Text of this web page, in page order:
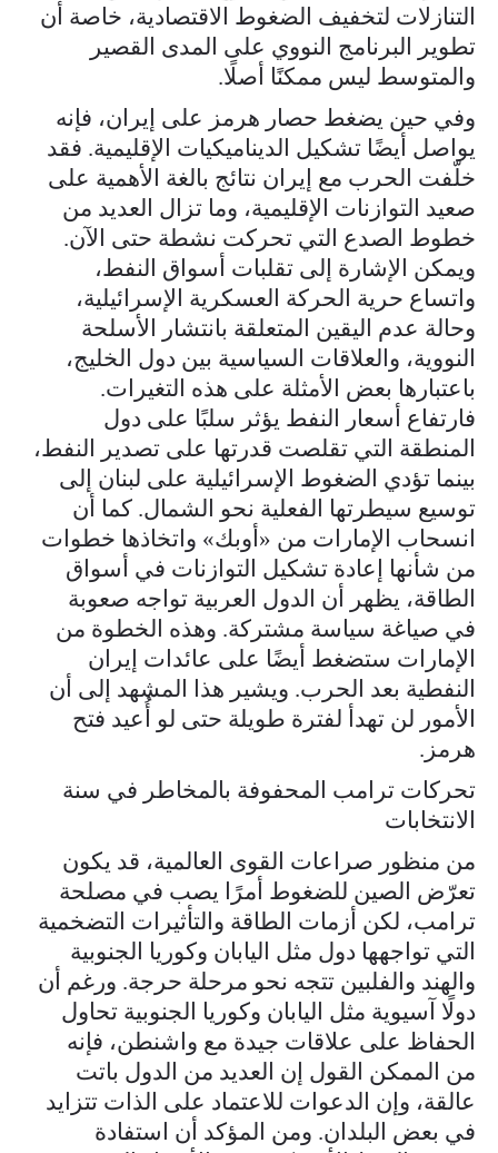
التنازلات لتخفيف الضغوط الاقتصادية، خاصة أن
تطوير البرنامج النووي على المدى القصير
والمتوسط ليس ممكنًا أصلًا.
وفي حين يضغط حصار هرمز على إيران، فإنه
يواصل أيضًا تشكيل الديناميكيات الإقليمية. فقد
خلّفت الحرب مع إيران نتائج بالغة الأهمية على
صعيد التوازنات الإقليمية، وما تزال العديد من
خطوط الصدع التي تحركت نشطة حتى الآن.
ويمكن الإشارة إلى تقلبات أسواق النفط،
واتساع حرية الحركة العسكرية الإسرائيلية،
وحالة عدم اليقين المتعلقة بانتشار الأسلحة
النووية، والعلاقات السياسية بين دول الخليج،
باعتبارها بعض الأمثلة على هذه التغيرات.
فارتفاع أسعار النفط يؤثر سلبًا على دول
المنطقة التي تقلصت قدرتها على تصدير النفط،
بينما تؤدي الضغوط الإسرائيلية على لبنان إلى
توسيع سيطرتها الفعلية نحو الشمال. كما أن
انسحاب الإمارات من «أوبك» واتخاذها خطوات
من شأنها إعادة تشكيل التوازنات في أسواق
الطاقة، يظهر أن الدول العربية تواجه صعوبة
في صياغة سياسة مشتركة. وهذه الخطوة من
الإمارات ستضغط أيضًا على عائدات إيران
النفطية بعد الحرب. ويشير هذا المشهد إلى أن
الأمور لن تهدأ لفترة طويلة حتى لو أُعيد فتح
هرمز.
تحركات ترامب المحفوفة بالمخاطر في سنة
الانتخابات
من منظور صراعات القوى العالمية، قد يكون
تعرّض الصين للضغوط أمرًا يصب في مصلحة
ترامب، لكن أزمات الطاقة والتأثيرات التضخمية
التي تواجهها دول مثل اليابان وكوريا الجنوبية
والهند والفلبين تتجه نحو مرحلة حرجة. ورغم أن
دولًا آسيوية مثل اليابان وكوريا الجنوبية تحاول
الحفاظ على علاقات جيدة مع واشنطن، فإنه
من الممكن القول إن العديد من الدول باتت
عالقة، وإن الدعوات للاعتماد على الذات تتزايد
في بعض البلدان. ومن المؤكد أن استفادة